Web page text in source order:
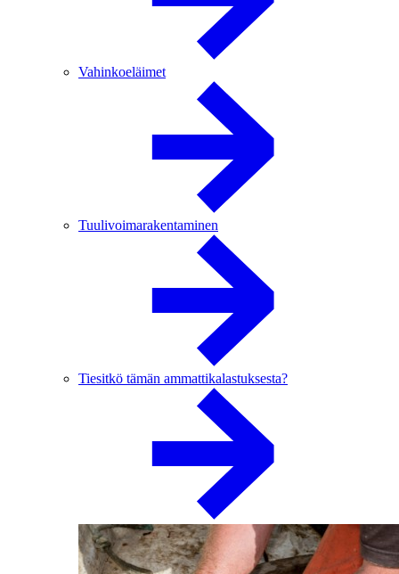
Vahinkoeläimet
Tuulivoimarakentaminen
Tiesitkö tämän ammattikalastuksesta?